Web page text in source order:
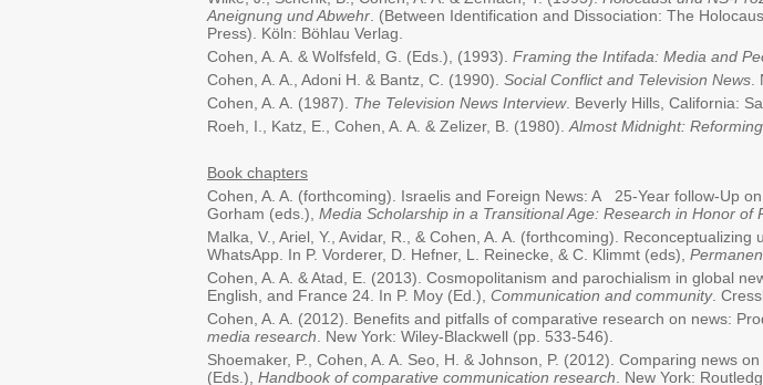
Aneignung und Abwehr . (Between Identification and Dissociation: The
Press). Köln: Böhlau Verlag.
Cohen, A. A. & Wolfsfeld, G. (Eds.), (1993). Framing the Intifada: Media and
Cohen, A. A., Adoni H. & Bantz, C. (1990). Social Conflict and Television News
Cohen, A. A. (1987). The Television News Interview. Beverly Hills, California:
Roeh, I., Katz, E., Cohen, A. A. & Zelizer, B. (1980). Almost Midnight:
Book chapters
Cohen, A. A. (forthcoming). Israelis and Foreign News: A 25-Year follow-Up
Gorham (eds.), Media Scholarship in a Transitional Age: Research in Honor of
Malka, V., Ariel, Y., Avidar, R., & Cohen, A. A. (forthcoming).
WhatsApp. In P. Vorderer, D. Hefner, L. Reinecke, & C. Klimmt (eds),
Cohen, A. A. & Atad, E. (2013). Cosmopolitanism and parochialism in global
English, and France 24. In P. Moy (Ed.), Communication and community.
Cohen, A. A. (2012). Benefits and pitfalls of comparative research on news:
media research . New York: Wiley-Blackwell (pp. 533-546).
Shoemaker, P., Cohen, A. A. Seo, H. & Johnson, P. (2012). Comparing news
(Eds.), Handbook of comparative communication research . New York: